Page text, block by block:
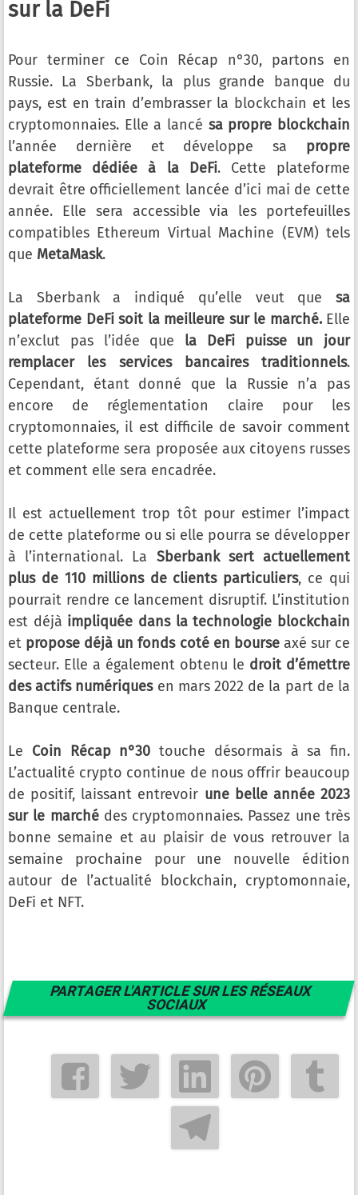
sur la DeFi
Pour terminer ce Coin Récap n°30, partons en
Russie. La Sberbank, la plus grande banque du
pays, est en train d’embrasser la blockchain et les
cryptomonnaies. Elle a lancé sa propre blockchain
l’année dernière et développe sa propre
plateforme dédiée à la DeFi. Cette plateforme
devrait être officiellement lancée d’ici mai de cette
année. Elle sera accessible via les portefeuilles
compatibles Ethereum Virtual Machine (EVM) tels
que MetaMask.
La Sberbank a indiqué qu’elle veut que sa
plateforme DeFi soit la meilleure sur le marché.Elle
n’exclut pas l’idée que la DeFi puisse un jour
remplacer les services bancaires traditionnels.
Cependant, étant donné que la Russie n’a pas
encore de réglementation claire pour les
cryptomonnaies, il est difficile de savoir comment
cette plateforme sera proposée aux citoyens russes
et comment elle sera encadrée.
Il est actuellement trop tôt pour estimer l’impact
de cette plateforme ou si elle pourra se développer
à l’international. La Sberbank sert actuellement
plus de 110 millions de clients particuliers, ce qui
pourrait rendre ce lancement disruptif. L’institution
est déjà impliquée dans la technologie blockchain
et propose déjà un fonds coté en bourseaxé sur ce
secteur. Elle a également obtenu le droit d’émettre
des actifs numériquesen mars 2022 de la part de la
Banque centrale.
Le Coin Récap n°30 touche désormais à sa fin.
L’actualité crypto continue de nous offrir beaucoup
de positif, laissant entrevoir une belle année 2023
sur le marchédes cryptomonnaies. Passez une très
bonne semaine et au plaisir de vous retrouver la
semaine prochaine pour une nouvelle édition
autour de l’actualité blockchain, cryptomonnaie,
DeFi et NFT.
PARTAGER L'ARTICLE SUR LES RÉSEAUX
SOCIAUX